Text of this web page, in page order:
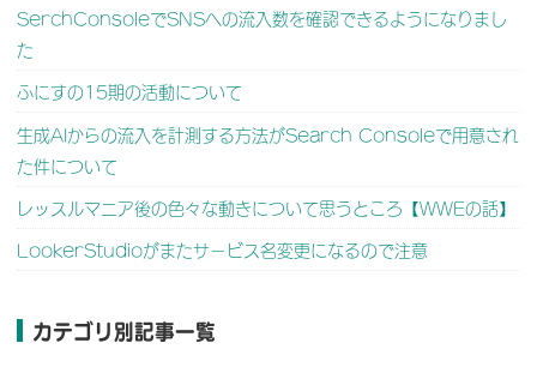
SerchConsoleでSNSへの流入数を確認できるようになりまし
た
ふにすの15期の活動について
生成AIからの流入を計測する方法がSearch Consoleで用意され
た件について
レッスルマニア後の色々な動きについて思うところ【WWEの話】
LookerStudioがまたサービス名変更になるので注意
カテゴリ別記事一覧